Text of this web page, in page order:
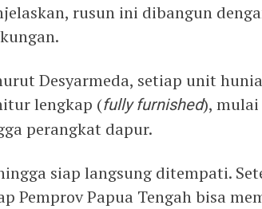
rusun ini dibangun
Desyarmeda, setiap unit
lengkap (fully furnished),
perangkat dapur.
siap langsung ditempati.
Pemprov Papua Tengah bisa